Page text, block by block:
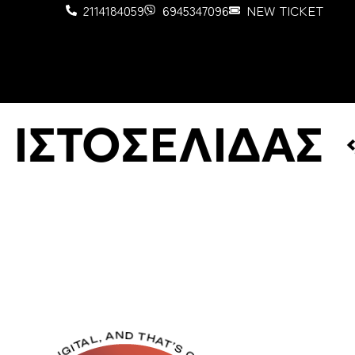
2114184059 6945347096 NEW TICKET